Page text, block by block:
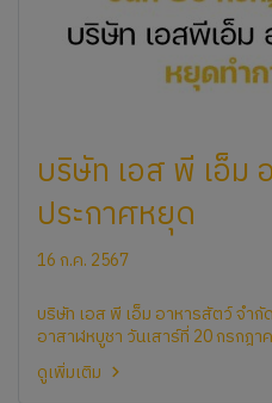
บริษัท เอส พี เอ็ม
ประกาศหยุด
16 ก.ค. 2567
บริษัท เอส พี เอ็ม อาหารสัตว์ จำ
อาสาฬหบูชา วันเสาร์ที่ 20 กรกฎา
ดูเพิ่มเติม